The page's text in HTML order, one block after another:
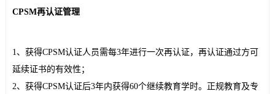
CPSM再认证管理
1、获得CPSM认证人员需每3年进行一次再认证，再认证通过方可
延续证书的有效性；
2、获得CPSM认证后3年内获得60个继续教育学时。正规教育及专